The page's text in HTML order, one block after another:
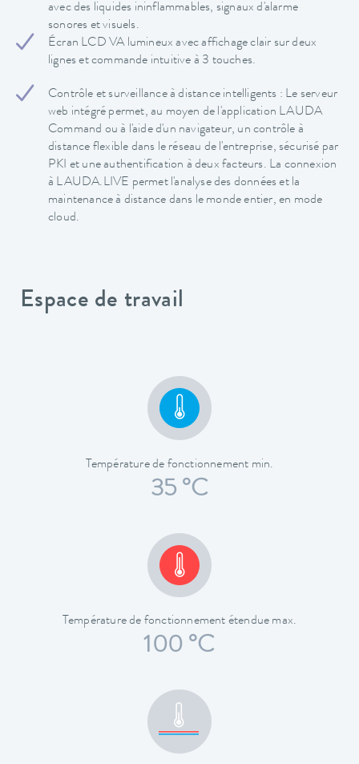
avec des liquides ininflammables, signaux d'alarme
sonores et visuels.
Écran LCD VA lumineux avec affichage clair sur deux
lignes et commande intuitive à 3 touches.
Contrôle et surveillance à distance intelligents : Le serveur
web intégré permet, au moyen de l'application LAUDA
Command ou à l'aide d'un navigateur, un contrôle à
distance flexible dans le réseau de l'entreprise, sécurisé par
PKI et une authentification à deux facteurs. La connexion
à LAUDA.LIVE permet l'analyse des données et la
maintenance à distance dans le monde entier, en mode
cloud.
Espace de travail
Température de fonctionnement min.
35 °C
Température de fonctionnement étendue max.
100 °C